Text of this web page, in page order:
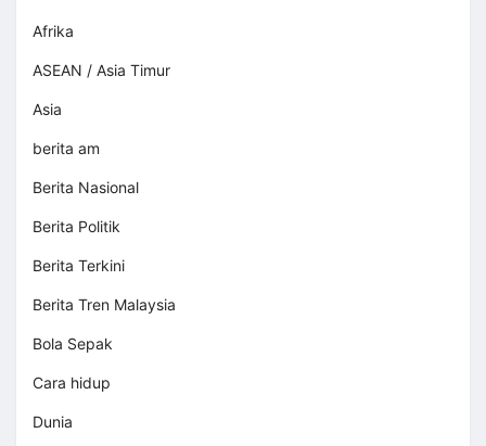
Afrika
ASEAN / Asia Timur
Asia
berita am
Berita Nasional
Berita Politik
Berita Terkini
Berita Tren Malaysia
Bola Sepak
Cara hidup
Dunia